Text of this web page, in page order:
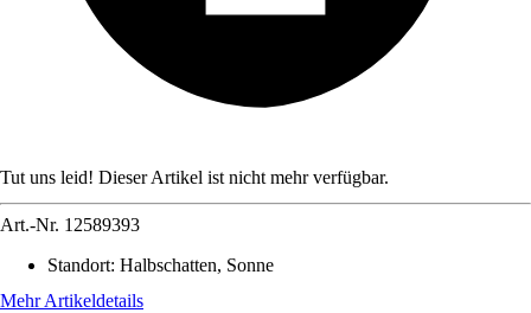
Tut uns leid! Dieser Artikel ist nicht mehr verfügbar.
Art.-Nr. 12589393
Standort: Halbschatten, Sonne
Mehr Artikeldetails